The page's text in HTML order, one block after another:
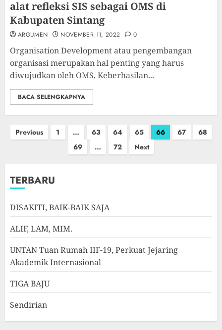
alat refleksi SIS sebagai OMS di
Kabupaten Sintang
ARGUMEN NOVEMBER 11, 2022 0
Organisation Development atau pengembangan
organisasi merupakan hal penting yang harus
diwujudkan oleh OMS, Keberhasilan...
BACA SELENGKAPNYA
Paginasi
Previous 1 … 63 64 65 66 67
68
69
… 72 Next
TERBARU
DISAKITI, BAIK-BAIK SAJA
ALIF, LAM, MIM.
UNTAN Tuan Rumah IIF-19, Perkuat Jejaring
Akademik Internasional
TIGA BAJU
Sendirian